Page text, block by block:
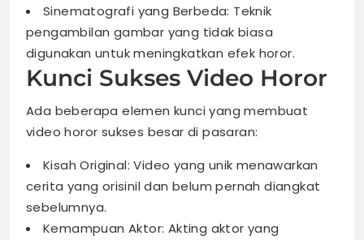
Sinematografi yang Berbeda: Teknik
pengambilan gambar yang tidak biasa
digunakan untuk meningkatkan efek horor.
Kunci Sukses Video Horor
Ada beberapa elemen kunci yang membuat
video horor sukses besar di pasaran:
Kisah Original: Video yang unik menawarkan
cerita yang orisinil dan belum pernah diangkat
sebelumnya.
Kemampuan Aktor: Akting aktor yang